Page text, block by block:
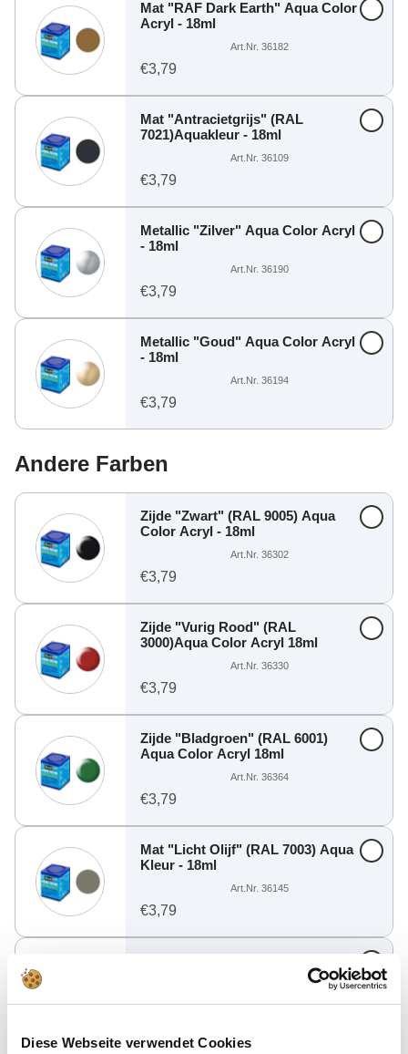
Diese Webseite verwendet Cookies
Mat "RAF Dark Earth" Aqua Color
Acryl - 18ml
Art.Nr. 36182
€3,79
Mat "Antracietgrijs" (RAL
7021)Aquakleur - 18ml
Art.Nr. 36109
€3,79
Metallic "Zilver" Aqua Color Acryl
- 18ml
Art.Nr. 36190
€3,79
Metallic "Goud" Aqua Color Acryl
- 18ml
Art.Nr. 36194
€3,79
Andere Farben
Zijde "Zwart" (RAL 9005) Aqua
Color Acryl - 18ml
Art.Nr. 36302
€3,79
Zijde "Vurig Rood" (RAL
3000)Aqua Color Acryl 18ml
Art.Nr. 36330
€3,79
Zijde "Bladgroen" (RAL 6001)
Aqua Color Acryl 18ml
Art.Nr. 36364
€3,79
Mat "Licht Olijf" (RAL 7003) Aqua
Kleur - 18ml
Art.Nr. 36145
€3,79